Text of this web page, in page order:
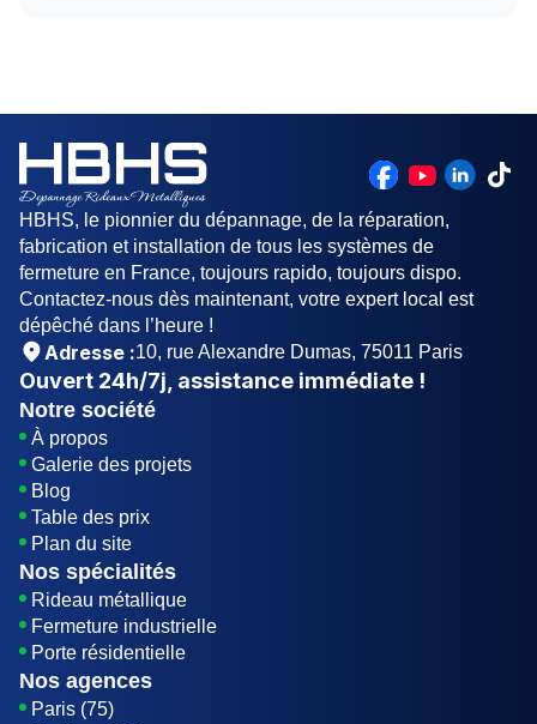
HBHS, le pionnier du dépannage, de la réparation,
fabrication et installation de tous les systèmes de
fermeture en France, toujours rapido, toujours dispo.
Contactez-nous dès maintenant, votre expert local est
dépêché dans l’heure !
Adresse :10, rue Alexandre Dumas, 75011 Paris
Ouvert 24h/7j , assistance immédiate !
Notre société
À propos
Galerie des projets
Blog
Table des prix
Plan du site
Nos spécialités
Rideau métallique
Fermeture industrielle
Porte résidentielle
Nos agences
Paris (75)